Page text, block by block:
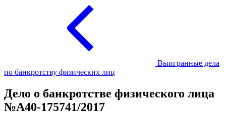
Выигранные дела
по банкротству физических лиц
Дело о банкротстве физического лица
№А40-175741/2017